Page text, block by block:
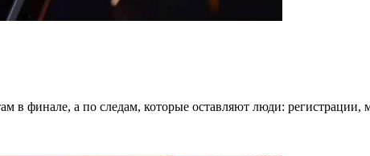
в финале, а по следам, которые оставляют люди: